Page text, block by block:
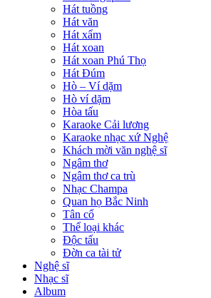
Hát tuồng
Hát văn
Hát xẩm
Hát xoan
Hát xoan Phú Thọ
Hát Đúm
Hò – Ví dặm
Hò ví dặm
Hòa tấu
Karaoke Cải lương
Karaoke nhạc xứ Nghệ
Khách mời văn nghệ sĩ
Ngâm thơ
Ngâm thơ ca trù
Nhạc Champa
Quan họ Bắc Ninh
Tân cổ
Thể loại khác
Độc tấu
Đờn ca tài tử
Nghệ sĩ
Nhạc sĩ
Album